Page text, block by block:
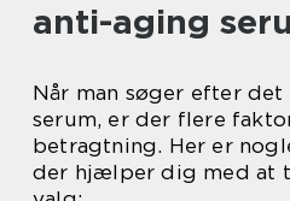
anti-aging
Når man søger efter
serum, er der flere
betragtning. Her er
der hjælper dig med at